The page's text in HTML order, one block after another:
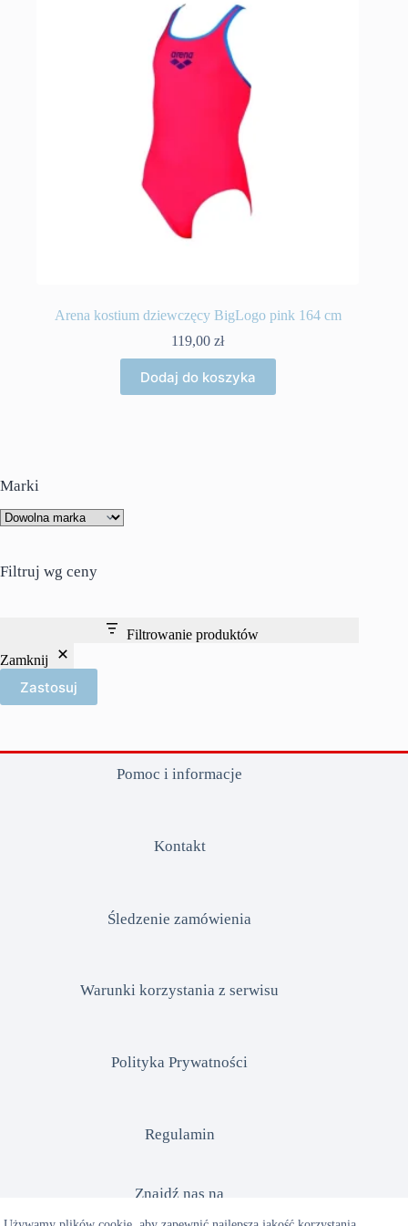
Arena kostium dziewczęcy BigLogo pink 164 cm
119,00zł
Dodaj do koszyka
Marki
Filtruj wg ceny
Filtrowanie produktów
Zamknij
Zastosuj
Pomoc i informacje
Kontakt
Śledzenie zamówienia
Warunki korzystania z serwisu
Polityka Prywatności
Regulamin
Znajdź nas na